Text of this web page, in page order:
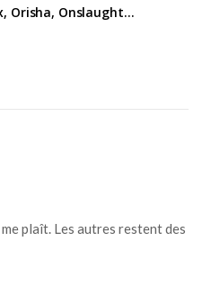
Orisha, Onslaught…
plaît. Les autres restent des